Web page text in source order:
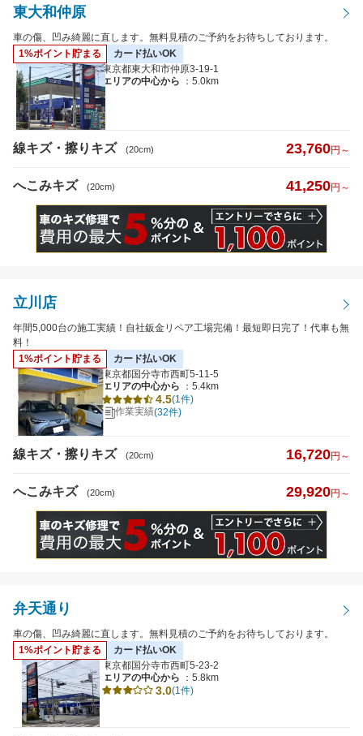
東大和仲原
車の傷、凹み綺麗に直します。無料見積のご予約をお待ちしております。
1%ポイント貯まる
カード払いOK
東京都東大和市仲原3-19-1
エリアの中心から
：5.0km
線キズ・擦りキズ (20cm) 23,760円～
へこみキズ (20cm) 41,250円～
立川店
年間5,000台の施工実績！自社鈑金リペア工場完備！最短即日完了！代車も無
料！
1%ポイント貯まる
カード払いOK
東京都国分寺市西町5-11-5
エリアの中心から
：5.4km
4.5(1件)
作業実績(32件)
線キズ・擦りキズ (20cm) 16,720円～
へこみキズ (20cm) 29,920円～
弁天通り
車の傷、凹み綺麗に直します。無料見積のご予約をお待ちしております。
1%ポイント貯まる
カード払いOK
東京都国分寺市西町5-23-2
エリアの中心から
：5.8km
3.0(1件)